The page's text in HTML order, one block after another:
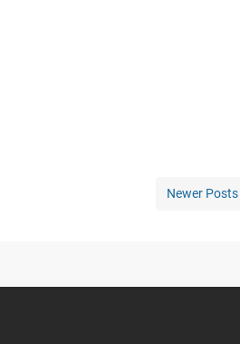
Newer Posts